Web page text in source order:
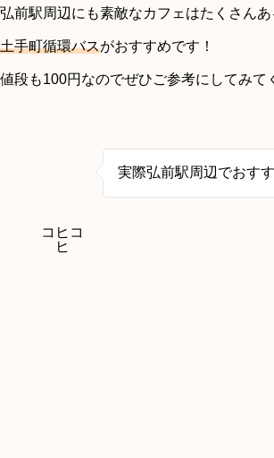
弘前駅周辺にも素敵なカフェはたくさん
土手町循環バスがおすすめです！
値段も100円なのでぜひご参考にしてみ
コヒコ
ヒ
実際弘前駅周辺でおす